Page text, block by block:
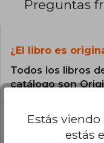
Preguntas
¿El libro es
Todos los libros
catálogo son
¿En qué Idioma
Estás viendo
estás